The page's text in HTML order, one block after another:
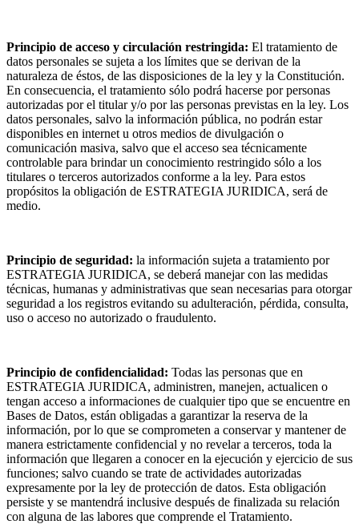
Principio de acceso y circulación restringida: El tratamiento de
datos personales se sujeta a los límites que se derivan de la
naturaleza de éstos, de las disposiciones de la ley y la Constitución.
En consecuencia, el tratamiento sólo podrá hacerse por personas
autorizadas por el titular y/o por las personas previstas en la ley. Los
datos personales, salvo la información pública, no podrán estar
disponibles en internet u otros medios de divulgación o
comunicación masiva, salvo que el acceso sea técnicamente
controlable para brindar un conocimiento restringido sólo a los
titulares o terceros autorizados conforme a la ley. Para estos
propósitos la obligación de ESTRATEGIA JURIDICA, será de
medio.
Principio de seguridad: la información sujeta a tratamiento por
ESTRATEGIA JURIDICA, se deberá manejar con las medidas
técnicas, humanas y administrativas que sean necesarias para otorgar
seguridad a los registros evitando su adulteración, pérdida, consulta,
uso o acceso no autorizado o fraudulento.
Principio de confidencialidad: Todas las personas que en
ESTRATEGIA JURIDICA, administren, manejen, actualicen o
tengan acceso a informaciones de cualquier tipo que se encuentre en
Bases de Datos, están obligadas a garantizar la reserva de la
información, por lo que se comprometen a conservar y mantener de
manera estrictamente confidencial y no revelar a terceros, toda la
información que llegaren a conocer en la ejecución y ejercicio de sus
funciones; salvo cuando se trate de actividades autorizadas
expresamente por la ley de protección de datos. Esta obligación
persiste y se mantendrá inclusive después de finalizada su relación
con alguna de las labores que comprende el Tratamiento.